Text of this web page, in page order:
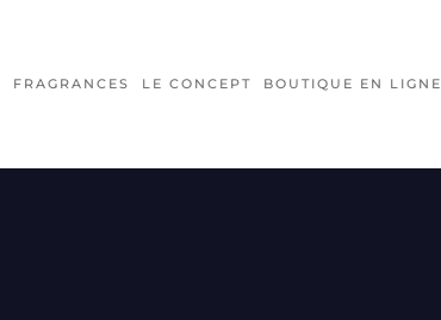
FRAGRANCES LE CONCEPT BOUTIQUE EN LIGNE